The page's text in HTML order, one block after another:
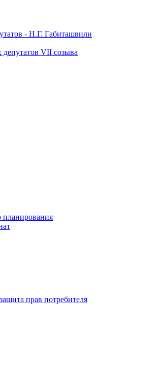
- Н.Г. Габиташвили
VII созыва
планирования
прав потребителя